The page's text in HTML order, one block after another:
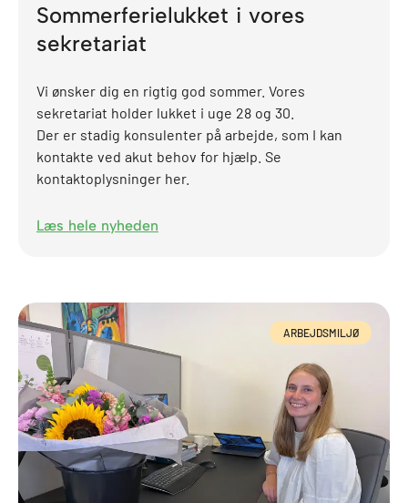
Sommerferielukket i vores
sekretariat
Vi ønsker dig en rigtig god sommer. Vores
sekretariat holder lukket i uge 28 og 30.
Der er stadig konsulenter på arbejde, som I kan
kontakte ved akut behov for hjælp. Se
kontaktoplysninger her.
Læs hele nyheden
ARBEJDSMILJØ